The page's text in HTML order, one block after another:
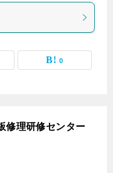
0
修理研修センター